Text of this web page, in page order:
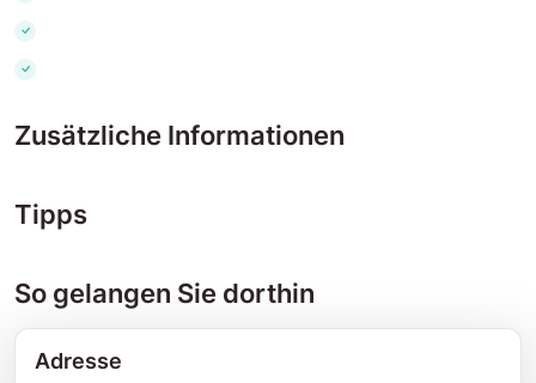
Zusätzliche Informationen
Tipps
So gelangen Sie dorthin
Adresse